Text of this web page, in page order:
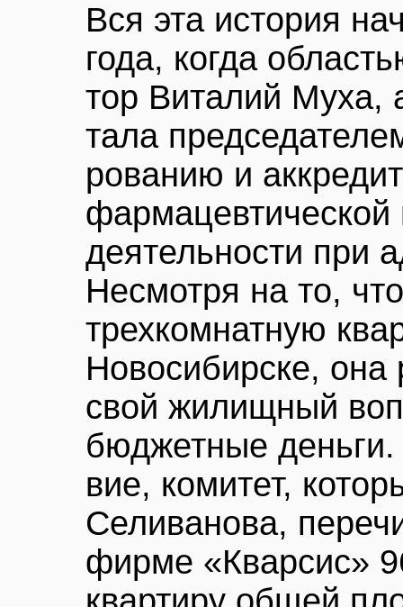
Вся эта история
года, когда
тор Виталий Муха,
тала
рованию и
фармацевтической
деятельности при
Несмотря на то,
трехкомнатную
Новосибирске,
свой жилищный
бюджетные деньги.
вие, комитет,
Селиванова,
фирме «Кварсис»